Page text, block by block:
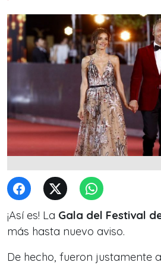
¡Así es! La Gala del Festival
más hasta nuevo aviso.
De hecho, fueron justamente